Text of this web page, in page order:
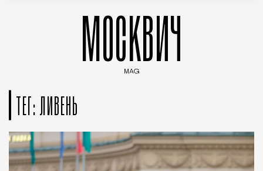
МОСКВИЧ
MAG
ТЕГ: ЛИВЕНЬ